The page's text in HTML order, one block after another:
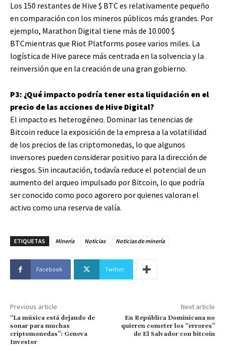
Los 150 restantes de Hive $ BTCes relativamente pequeño
en comparación con los mineros públicos más grandes. Por
ejemplo, Marathon Digital tiene más de 10.000 $
BTCmientras que Riot Platforms posee varios miles. La
logística de Hive parece más centrada en la solvencia y la
reinversión que en la creación de una gran gobierno.
P3: ¿Qué impacto podría tener esta liquidación en el
precio de las acciones de Hive Digital?
El impacto es heterogéneo. Dominar las tenencias de
Bitcoin reduce la exposición de la empresa a la volatilidad
de los precios de las criptomonedas, lo que algunos
inversores pueden considerar positivo para la dirección de
riesgos. Sin incautación, todavía reduce el potencial de un
aumento del arqueo impulsado por Bitcoin, lo que podría
ser conocido como poco agorero por quienes valoran el
activo como una reserva de valía.
ETIQUETAS Minería Noticias Noticias de minería
Facebook Twitter
Previous article
“La música está dejando de
sonar para muchas
criptomonedas”: Geneva
Investor
Next article
En República Dominicana no
quieren cometer los “errores”
de El Salvador con bitcoin